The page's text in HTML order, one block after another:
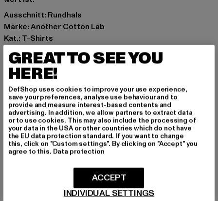
Ausschnitt: Rundhals
Marke: Another Cotton Lab
Kat.: T-Shirts
Farbe: beige
Hersteller Farbe: beige
Materialzusammensetzung: 100% Baumwolle
Art.Nr: PD00003440-00003
Hersteller: Urban Styles Agency GmbH & Co. KG |
agentur@urbanstylesagency.com
Schanzenstraße 41 | 51063 Köln | DE
GRÖSSE & PASSFORM
PFLEGEHINWEISE
GREAT TO SEE YOU
HERE!
DefShop uses cookies to improve your use experience,
save your preferences, analyse use behaviour and to
provide and measure interest-based contents and
advertising. In addition, we allow partners to extract data
or to use cookies. This may also include the processing of
your data in the USA or other countries which do not have
the EU data protection standard. If you want to change
this, click on "Custom settings". By clicking on "Accept" you
agree to this. Data protection
INDIVIDUAL SETTINGS
ACCEPT